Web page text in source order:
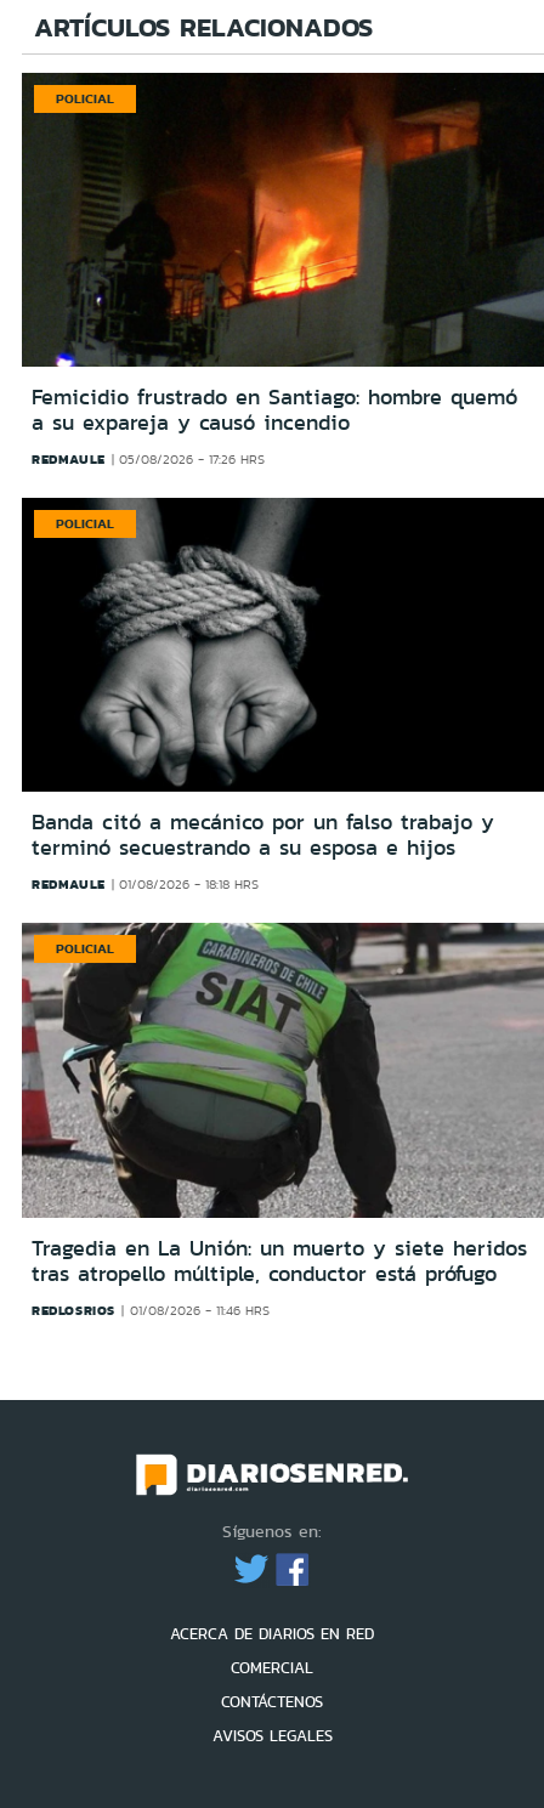
ARTÍCULOS RELACIONADOS
POLICIAL
Femicidio frustrado en Santiago: hombre quemó
a su expareja y causó incendio
REDMAULE 05/08/2026 - 17:26 HRS
POLICIAL
Banda citó a mecánico por un falso trabajo y
terminó secuestrando a su esposa e hijos
REDMAULE 01/08/2026 - 18:18 HRS
POLICIAL
Tragedia en La Unión: un muerto y siete heridos
tras atropello múltiple, conductor está prófugo
REDLOSRIOS 01/08/2026 - 11:46 HRS
Síguenos en:
ACERCA DE DIARIOS EN RED
COMERCIAL
CONTÁCTENOS
AVISOS LEGALES